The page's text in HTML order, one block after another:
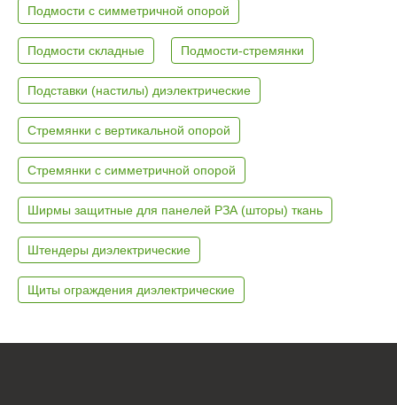
Подмости с симметричной опорой
Подмости складные Подмости-стремянки
Подставки (настилы) диэлектрические
Стремянки с вертикальной опорой
Стремянки с симметричной опорой
Ширмы защитные для панелей РЗА (шторы) ткань
Штендеры диэлектрические
Щиты ограждения диэлектрические